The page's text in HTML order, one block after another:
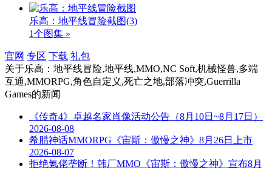
乐高：地平线冒险截图(3)
1个图集 »
官网 专区 下载 礼包
关于乐高：地平线冒险,地平线,MMO,NC Soft,机械怪兽,多端
互通,MMORPG,角色自定义,死亡之地,部落冲突,Guerrilla
Games的新闻
《传奇4》卓越名家肖像活动公告（8月10日~8月17日）
2026-08-08
希腊神话MMORPG《宙斯：傲慢之神》8月26日上市
2026-08-07
拒绝氪佬垄断！韩厂MMO《宙斯：傲慢之神》宣布8月